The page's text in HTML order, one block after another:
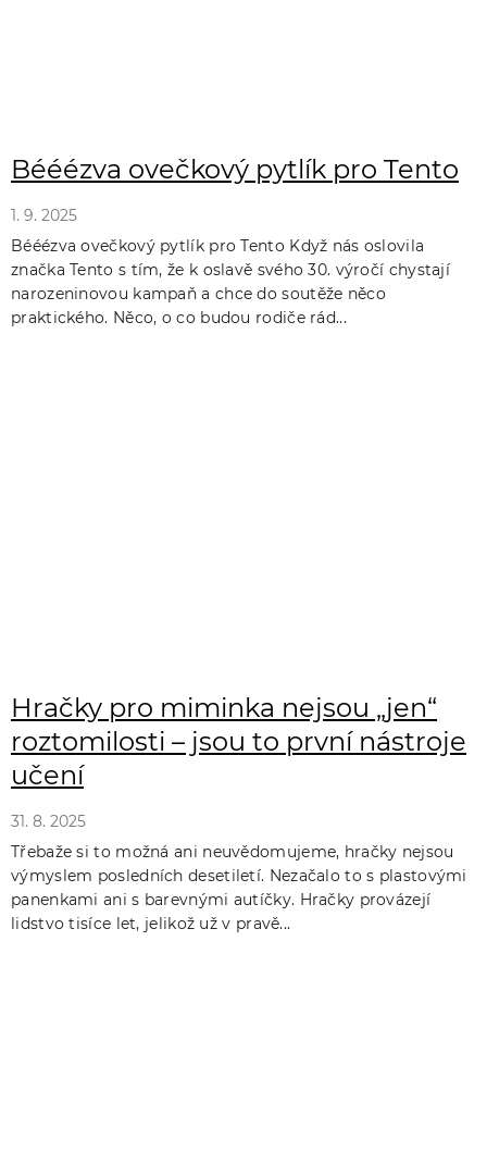
Bééézva ovečkový pytlík pro Tento
1. 9. 2025
Bééézva ovečkový pytlík pro Tento Když nás oslovila
značka Tento s tím, že k oslavě svého 30. výročí chystají
narozeninovou kampaň a chce do soutěže něco
praktického. Něco, o co budou rodiče rád...
Hračky pro miminka nejsou „jen“
roztomilosti – jsou to první nástroje
učení
31. 8. 2025
Třebaže si to možná ani neuvědomujeme, hračky nejsou
výmyslem posledních desetiletí. Nezačalo to s plastovými
panenkami ani s barevnými autíčky. Hračky provázejí
lidstvo tisíce let, jelikož už v pravě...